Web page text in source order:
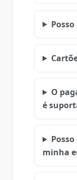
O
é
minha